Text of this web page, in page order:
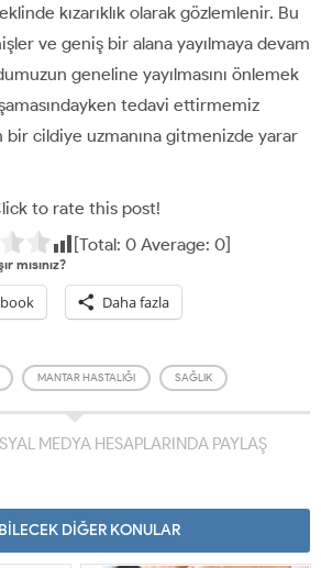
kızarıklık olarak gözlemlenir. Bu
ve geniş bir alana yayılmaya devam
geneline yayılmasını önlemek
tedavi ettirmemiz
cildiye uzmanına gitmenizde yarar
to rate this post!
[Total: 0Average: 0]
mısınız?
Daha fazla
MANTAR HASTALIĞI SAĞLIK
MEDYA HESAPLARINDA PAYLAŞ
DİĞER KONULAR